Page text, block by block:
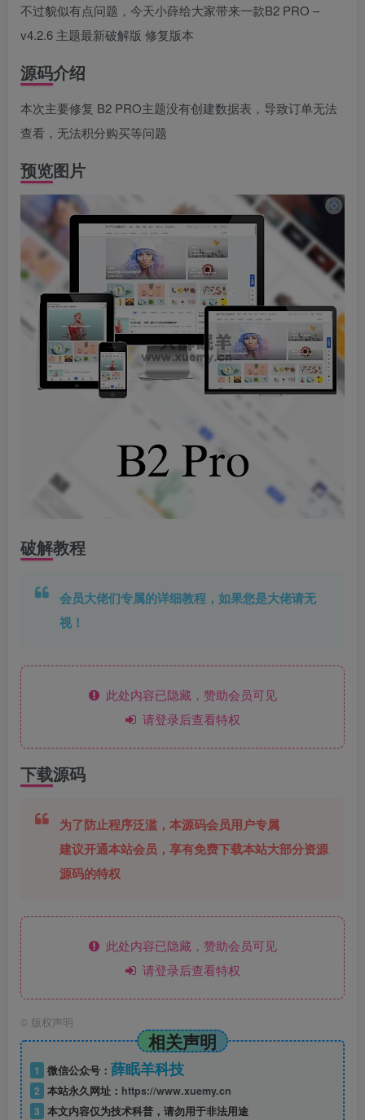
不过貌似有点问题，今天小薛给大家带来一款B2 PRO –
v4.2.6 主题最新破解版 修复版本
源码介绍
本次主要修复 B2 PRO主题没有创建数据表，导致订单无法
查看，无法积分购买等问题
预览图片
破解教程
会员大佬们专属的详细教程，如果您是大佬请无
视！
此处内容已隐藏，赞助会员可见
请登录后查看特权
下载源码
为了防止程序泛滥，本源码会员用户专属
建议开通本站会员，享有免费下载本站大部分资源
源码的特权
此处内容已隐藏，赞助会员可见
请登录后查看特权
© 版权声明
相关声明
1 微信公众号： 薛眠羊科技
2 本站永久网址： https://www.xuemy.cn
3 本文内容仅为技术科普，请勿用于非法用途